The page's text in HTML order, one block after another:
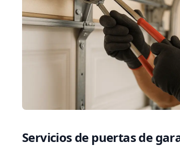
Servicios de puertas de